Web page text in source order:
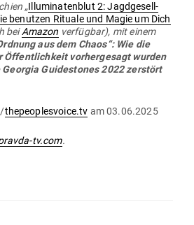
„Illu­mi­na­tenblut 2: Jagd­ge­sell­
benutzen Rituale und Magie um Dich
beiAmazon ver­fügbar), mit einem
aus dem Chaos“: Wie die
Öffent­lichkeit vor­her­gesagt wurden
Georgia Gui­des­tones 2022 zer­stört
thepeoplesvoice.tv am 03.06.2025
tv.com.